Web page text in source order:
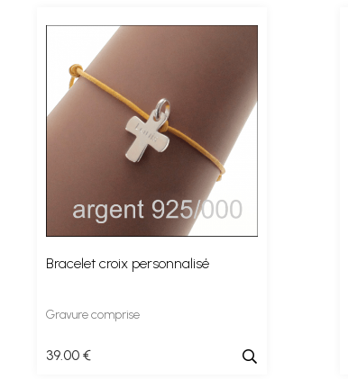
Bracelet croix personnalisé
Gravure comprise
39.00 €